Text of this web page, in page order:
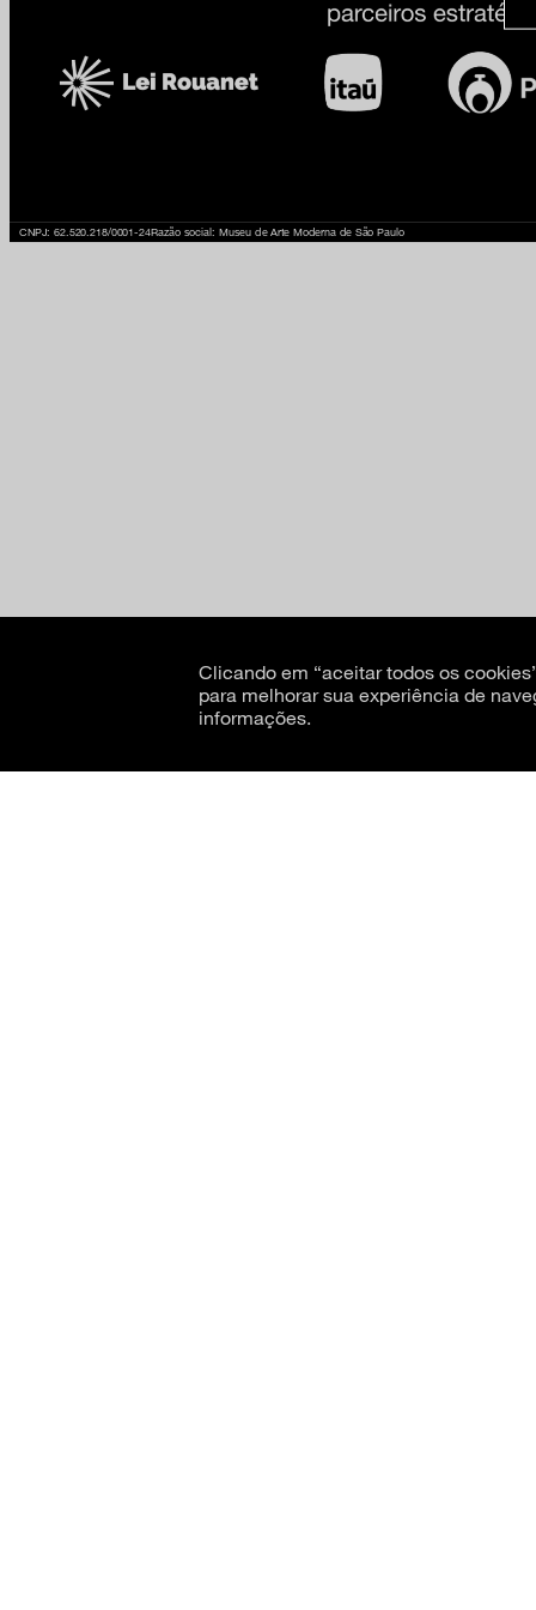
CNPJ: 62.520.218/0001-24Razão social: Museu de Arte Moderna de São Paulo
Clicando em “aceitar todos os
para melhorar sua experiência de
informações.